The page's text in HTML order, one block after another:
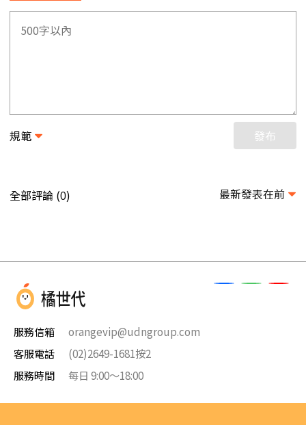
規範 發布
全部評論 (0) 最新發表在前
服務信箱
orangevip@udngroup.com
客服電話
(02)2649-1681按2
服務時間
每日 9:00～18:00